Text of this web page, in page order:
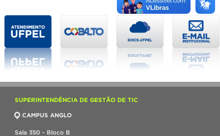
SUPERINTENDÊNCIA DE GESTÃO DE TIC
CAMPUS ANGLO
Sala 350 - Bloco B